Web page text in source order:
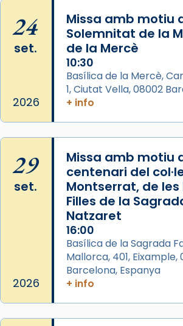
eterna”) són deixebles seves. I
frare Joan Gaspar Roig,
que les santes són filles de
Mataró en reivindicarà les
les aconseguirà el 1772.
a la “Missa de les Santes”
pontifici, amb orquestra i cor, i
duració aproximada de tres
processó (recuperada el
del temple amb les relíquies
Des de 1985 hi participa
diablesses amb música i ball
gran a Mataró.
«Si vols saber què és calor,
Santes a Mataró»🥵.
24
set.
2026
Missa amb motiu
Solemnitat de la
de la Mercè
10:30
Basílica de la Mercè,
1, Ciutat Vella, 08002
+ info
29
set.
2026
Missa amb motiu
centenari del
Montserrat, de les
Filles de la
Natzaret
16:00
Basílica de la Sagrada
Mallorca, 401, Eixample,
Barcelona, Espanya
+ info